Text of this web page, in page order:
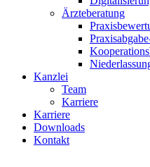
Ärzteberatung
Kanzlei
Team
Karriere
Karriere
Downloads
Kontakt